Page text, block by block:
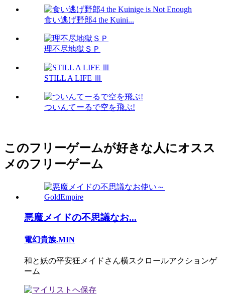
食い逃げ野郎4 the Kuini...
理不尽地獄ＳＰ
STILL A LIFE Ⅲ
ついんてーるで空を飛ぶ!
このフリーゲームが好きな人にオスス
メのフリーゲーム
悪魔メイドの不思議なお...
電幻貴族.MIN
和と妖の平安狂メイドさん横スクロールアクションゲ
ーム